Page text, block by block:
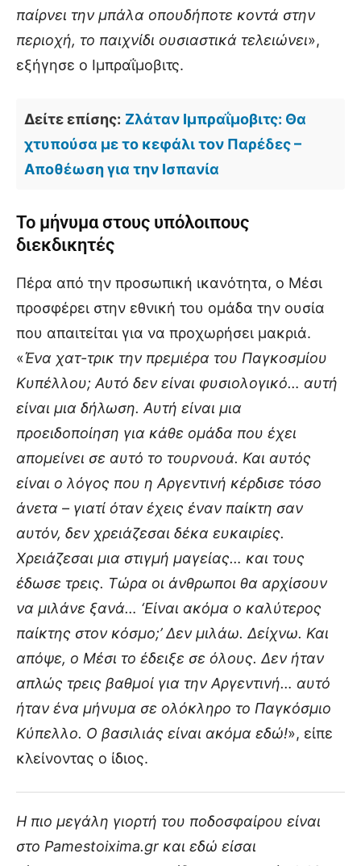
παίρνει την μπάλα οπουδήποτε κοντά στην
περιοχή, το παιχνίδι ουσιαστικά τελειώνει»,
εξήγησε ο Ιμπραΐμοβιτς.
Δείτε επίσης: Ζλάταν Ιμπραΐμοβιτς: Θα
χτυπούσα με το κεφάλι τον Παρέδες –
Αποθέωση για την Ισπανία
Το μήνυμα στους υπόλοιπους
διεκδικητές
Πέρα από την προσωπική ικανότητα, ο Μέσι
προσφέρει στην εθνική του ομάδα την ουσία
που απαιτείται για να προχωρήσει μακριά.
«Ένα χατ-τρικ την πρεμιέρα του Παγκοσμίου
Κυπέλλου; Αυτό δεν είναι φυσιολογικό… αυτή
είναι μια δήλωση. Αυτή είναι μια
προειδοποίηση για κάθε ομάδα που έχει
απομείνει σε αυτό το τουρνουά. Και αυτός
είναι ο λόγος που η Αργεντινή κέρδισε τόσο
άνετα – γιατί όταν έχεις έναν παίκτη σαν
αυτόν, δεν χρειάζεσαι δέκα ευκαιρίες.
Χρειάζεσαι μια στιγμή μαγείας… και τους
έδωσε τρεις. Τώρα οι άνθρωποι θα αρχίσουν
να μιλάνε ξανά… ‘Είναι ακόμα ο καλύτερος
παίκτης στον κόσμο;’ Δεν μιλάω. Δείχνω. Και
απόψε, ο Μέσι το έδειξε σε όλους. Δεν ήταν
απλώς τρεις βαθμοί για την Αργεντινή… αυτό
ήταν ένα μήνυμα σε ολόκληρο το Παγκόσμιο
Κύπελλο. Ο βασιλιάς είναι ακόμα εδώ!», είπε
κλείνοντας ο ίδιος.
Η πιο μεγάλη γιορτή του ποδοσφαίρου είναι
στο Pamestoixima.gr και εδώ είσαι